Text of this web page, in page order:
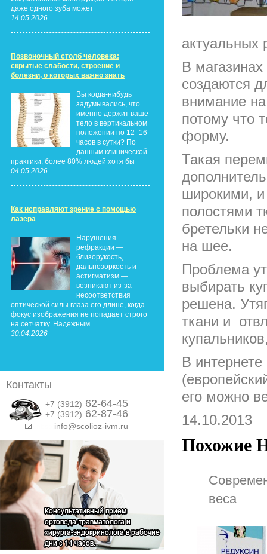
даже одного зуба может
14.05.2026
Позвоночный столб человека:
скрытые слабости, строение и
болезни, о которых важно знать
Вы когда-нибудь
задумывались, что
именно держит ваше
тело в вертикальном
положении по 12–16
часов в сутки? По
данным клинической
практики, более 80% людей хотя бы
04.05.2026
Как исправляют зрение с помощью
лазера
Нарушения
рефракции —
близорукость,
дальнозоркость и
астигматизм —
возникают из-за
несоответствия
оптической силы глаза его длине, когда
фокус изображения не попадает строго
на сетчатку. Надежным
30.04.2026
Контакты
+7 (3912) 62-64-45
+7 (3912) 62-87-46
info@scolioz-ivm.ru
актуальных
В
создаются
внимание
потому что
форму.
Такая
широкими, и
полостями
бретельки
на шее.
Проблема
выбирать
решена.
ткани и
В
его можно
14.10.2013
Похожие
веса